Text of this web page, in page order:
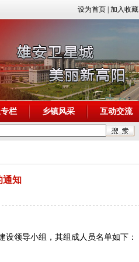
设为首页 加入收藏
栏 乡镇风采 互动交流
通知
领导小组，其组成人员名单如下：